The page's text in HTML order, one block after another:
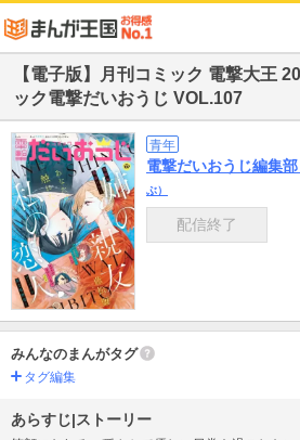
【電子版】月刊コミック 電撃大王
ック電撃だいおうじ VOL.107
青年
電撃だいおうじ編集部
ぶ）
配信終了
みんなのまんがタグ
タグ編集
あらすじ|ストーリー